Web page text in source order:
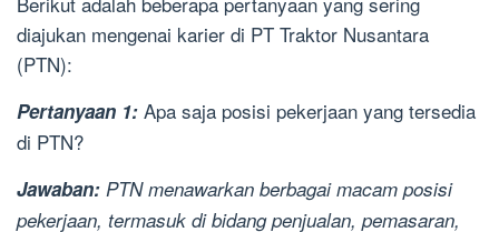
diajukan mengenai karier di PT Traktor Nusantara
(PTN):
Pertanyaan 1: Apa saja posisi pekerjaan yang tersedia
di PTN?
Jawaban: PTN menawarkan berbagai macam posisi
pekerjaan, termasuk di bidang penjualan, pemasaran,